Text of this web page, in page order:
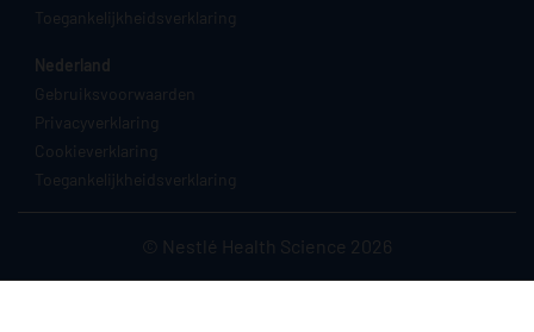
Toegankelijkheidsverklaring
Nederland
Gebruiksvoorwaarden
Privacyverklaring
Cookieverklaring
Toegankelijkheidsverklaring
© Nestlé Health Science 2026